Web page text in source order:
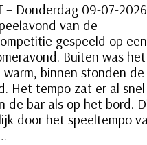
– Donderdag 09-07-
van de
gespeeld op een
Buiten was
binnen stonden de
Het tempo zat er al
de bar als op het bord.
door het speeltempo